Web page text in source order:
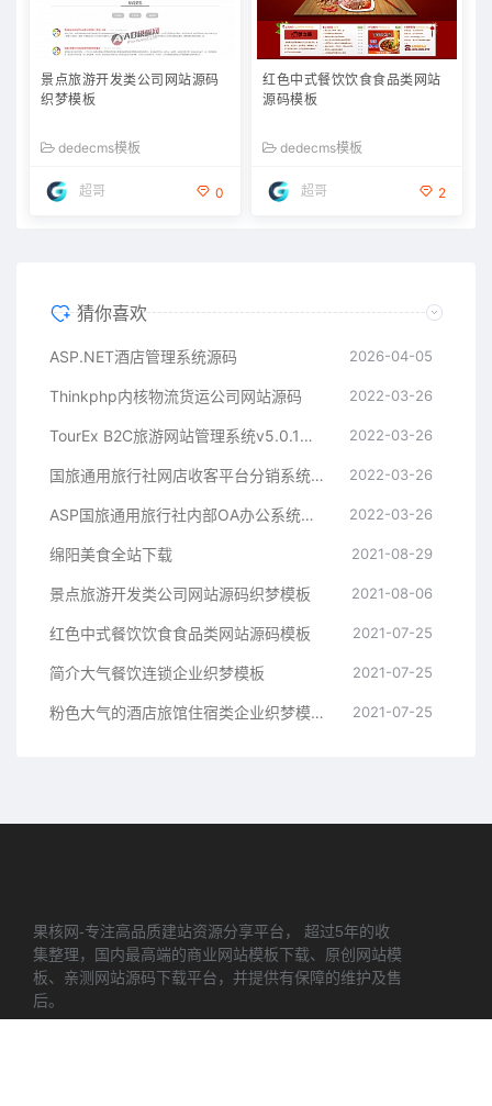
景点旅游开发类公司网站源码
织梦模板
dedecms模板
超哥 0
红色中式餐饮饮食食品类网站
源码模板
dedecms模板
超哥 2
猜你喜欢
ASP.NET酒店管理系统源码 2026-04-05
Thinkphp内核物流货运公司网站源码 2022-03-26
TourEx B2C旅游网站管理系统v5.0.1多城市版高级版 2022-03-26
国旅通用旅行社网店收客平台分销系统源码 2022-03-26
ASP国旅通用旅行社内部OA办公系统源码 2022-03-26
绵阳美食全站下载 2021-08-29
景点旅游开发类公司网站源码织梦模板 2021-08-06
红色中式餐饮饮食食品类网站源码模板 2021-07-25
简介大气餐饮连锁企业织梦模板 2021-07-25
粉色大气的酒店旅馆住宿类企业织梦模板 织梦酒店绿网站源码 2021-07-25
果核网-专注高品质建站资源分享平台， 超过5年的收
集整理，国内最高端的商业网站模板下载、原创网站模
板、亲测网站源码下载平台，并提供有保障的维护及售
后。